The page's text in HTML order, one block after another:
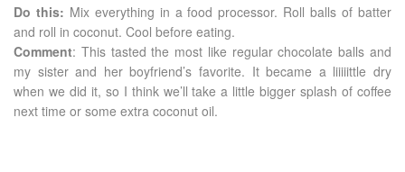
Do this: Mix everything in a food processor. Roll balls of batter
and roll in coconut. Cool before eating.
Comment: This tasted the most like regular chocolate balls and
my sister and her boyfriend’s favorite. It became a liiiiittle dry
when we did it, so I think we’ll take a little bigger splash of coffee
next time or some extra coconut oil.